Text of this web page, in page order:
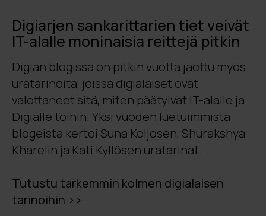
Digiarjen sankarittarien tiet veivät
IT-alalle moninaisia reittejä pitkin
Digian blogissa on pitkin vuotta jaettu myös
uratarinoita, joissa digialaiset ovat
valottaneet sitä, miten päätyivät IT-alalle ja
Digialle töihin. Yksi vuoden luetuimmista
blogeista kertoi Suna Koljosen, Shurakshya
Kharelin ja Kati Kyllösen uratarinat.
Tutustu tarkemmin kolmen digialaisen
tarinoihin >>